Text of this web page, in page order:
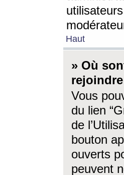
Haut
» Où
Vous
du lien
de
bouton
ouverts
peuvent